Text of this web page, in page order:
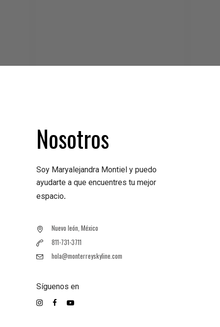
Nosotros
Soy Maryalejandra Montiel y puedo
ayudarte a que encuentres tu mejor
espacio.
Nuevo león, México
811-731-3711
hola@monterreyskyline.com
Síguenos en